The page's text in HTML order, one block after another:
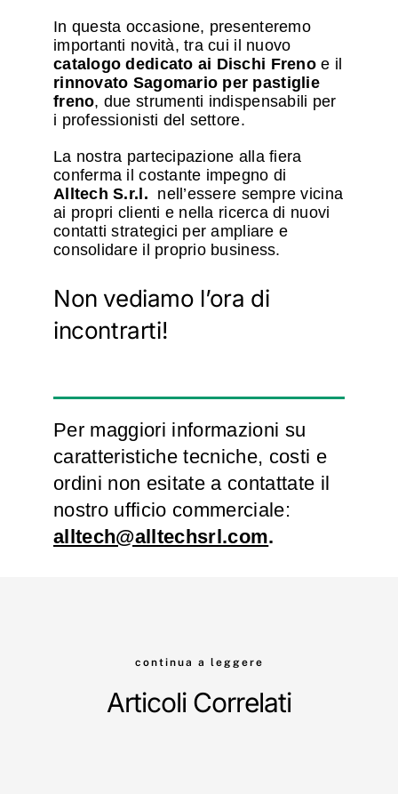
In questa occasione, presenteremo
importanti novità, tra cui il nuovo
catalogo dedicato ai Dischi Frenoe il
rinnovato Sagomario per pastiglie
freno, due strumenti indispensabili per
i professionisti del settore.
La nostra partecipazione alla fiera
conferma il costante impegno di
Alltech S.r.l. nell’essere sempre vicina
ai propri clienti e nella ricerca di nuovi
contatti strategici per ampliare e
consolidare il proprio business.
Non vediamo l’ora di
incontrarti!
Per maggiori informazioni su
caratteristiche tecniche, costi e
ordini non esitate a contattate il
nostro ufficio commerciale:
alltech@alltechsrl.com.
continua a leggere
Articoli Correlati